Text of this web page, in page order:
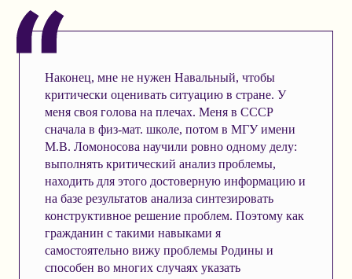
Наконец, мне не нужен Навальный, чтобы
критически оценивать ситуацию в стране. У
меня своя голова на плечах. Меня в СССР
сначала в физ-мат. школе, потом в МГУ имени
М.В. Ломоносова научили ровно одному делу:
выполнять критический анализ проблемы,
находить для этого достоверную информацию и
на базе результатов анализа синтезировать
конструктивное решение проблем. Поэтому как
гражданин с такими навыками я
самостоятельно вижу проблемы Родины и
способен во многих случаях указать